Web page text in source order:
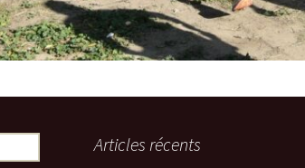
Articles récents